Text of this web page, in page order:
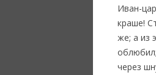
Иван-
краше!
же; а из
через